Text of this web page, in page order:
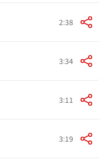
2:38
3:34
3:11
3:19